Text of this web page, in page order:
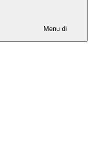
Menu di